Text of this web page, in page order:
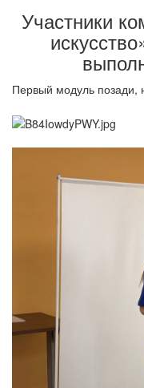
Участники
Первый модуль позади,